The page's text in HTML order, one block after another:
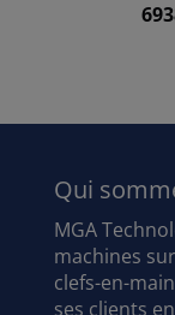
Qui
MGA
machines
clefs-en-
ses clients